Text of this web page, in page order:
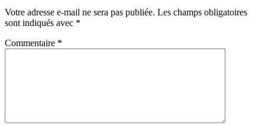
Votre adresse e-mail ne sera pas publiée. Les champs obligatoires
sont indiqués avec *
Commentaire *